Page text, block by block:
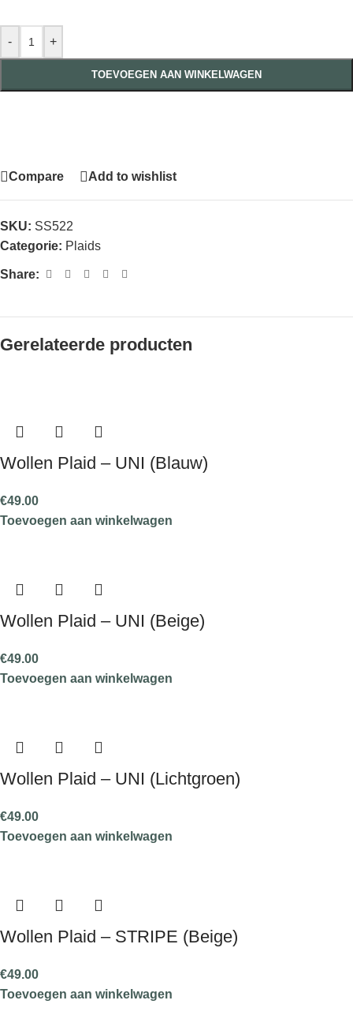
- +
TOEVOEGEN AAN WINKELWAGEN
Compare Add to wishlist
SKU: SS522
Categorie: Plaids
Share:
Gerelateerde producten
Wollen Plaid – UNI (Blauw)
€49.00
Toevoegen aan winkelwagen
Wollen Plaid – UNI (Beige)
€49.00
Toevoegen aan winkelwagen
Wollen Plaid – UNI (Lichtgroen)
€49.00
Toevoegen aan winkelwagen
Wollen Plaid – STRIPE (Beige)
€49.00
Toevoegen aan winkelwagen